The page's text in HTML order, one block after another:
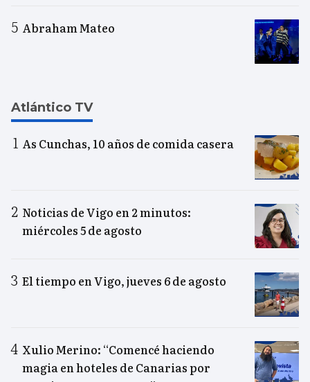
Abraham Mateo
Atlántico TV
As Cunchas, 10 años de comida casera
Noticias de Vigo en 2 minutos:
miércoles 5 de agosto
El tiempo en Vigo, jueves 6 de agosto
Xulio Merino: “Comencé haciendo
magia en hoteles de Canarias por